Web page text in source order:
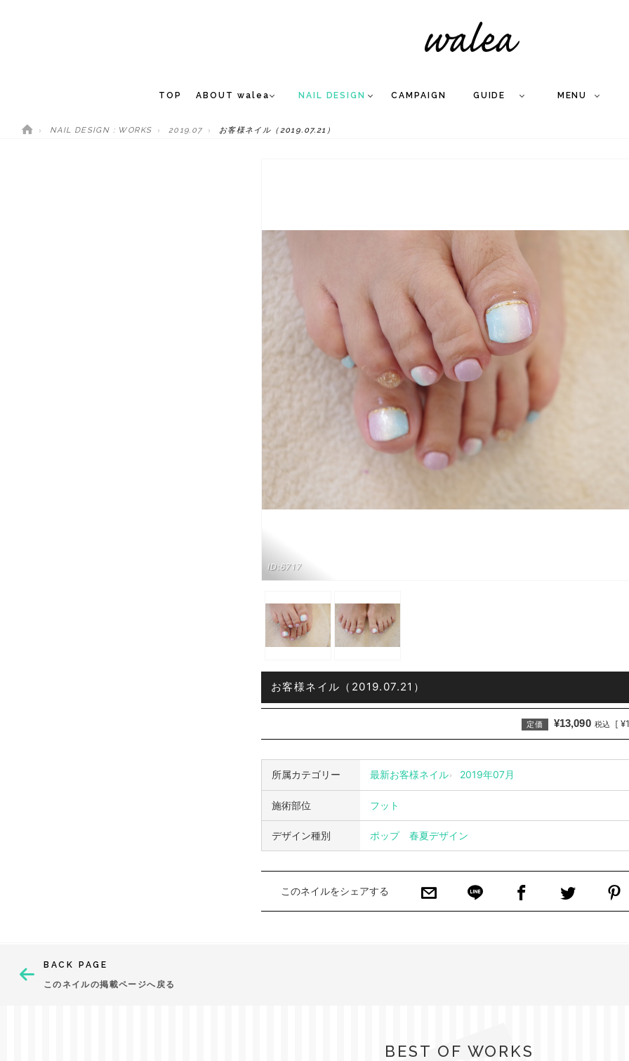
TOP ABOUT walea NAIL DESIGN CAMPAIGN GUIDE MENU
NAIL DESIGN : WORKS 2019.07 お客様ネイル（2019.07.21）
ID:6717
お客様ネイル（2019.07.21）
定価 ¥13,090 税込 [
所属カテゴリー 最新お客様ネイル 2019年07月
施術部位 フット
デザイン種別 ポップ 春夏デザイン
このネイルをシェアする
BACK PAGE
このネイルの掲載ページへ戻る
BEST OF WORKS